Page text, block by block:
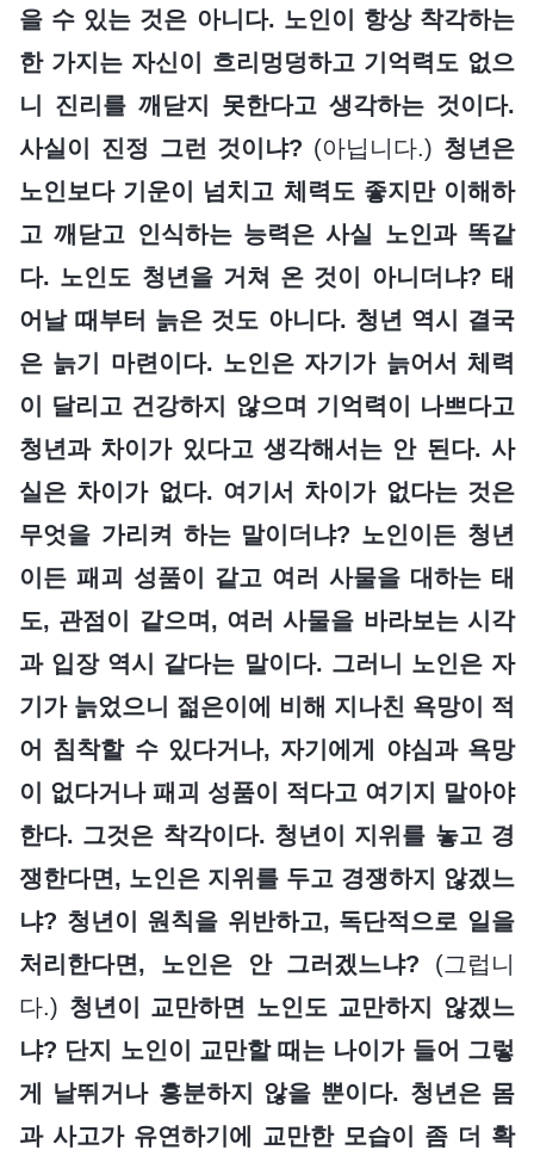
을 수 있는 것은 아니다. 노인이 항상 착각하는
한 가지는 자신이 흐리멍덩하고 기억력도 없으
니 진리를 깨닫지 못한다고 생각하는 것이다.
사실이 진정 그런 것이냐? (아닙니다.) 청년은
노인보다 기운이 넘치고 체력도 좋지만 이해하
고 깨닫고 인식하는 능력은 사실 노인과 똑같
다. 노인도 청년을 거쳐 온 것이 아니더냐? 태
어날 때부터 늙은 것도 아니다. 청년 역시 결국
은 늙기 마련이다. 노인은 자기가 늙어서 체력
이 달리고 건강하지 않으며 기억력이 나쁘다고
청년과 차이가 있다고 생각해서는 안 된다. 사
실은 차이가 없다. 여기서 차이가 없다는 것은
무엇을 가리켜 하는 말이더냐? 노인이든 청년
이든 패괴 성품이 같고 여러 사물을 대하는 태
도, 관점이 같으며, 여러 사물을 바라보는 시각
과 입장 역시 같다는 말이다. 그러니 노인은 자
기가 늙었으니 젊은이에 비해 지나친 욕망이 적
어 침착할 수 있다거나, 자기에게 야심과 욕망
이 없다거나 패괴 성품이 적다고 여기지 말아야
한다. 그것은 착각이다. 청년이 지위를 놓고 경
쟁한다면, 노인은 지위를 두고 경쟁하지 않겠느
냐? 청년이 원칙을 위반하고, 독단적으로 일을
처리한다면, 노인은 안 그러겠느냐? (그럽니
다.) 청년이 교만하면 노인도 교만하지 않겠느
냐? 단지 노인이 교만할 때는 나이가 들어 그렇
게 날뛰거나 흥분하지 않을 뿐이다. 청년은 몸
과 사고가 유연하기에 교만한 모습이 좀 더 확